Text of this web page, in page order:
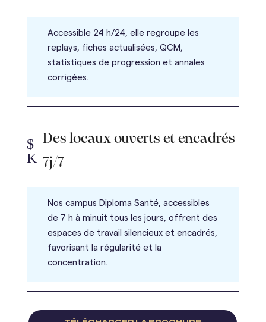
Accessible 24 h/24, elle regroupe les
replays, fiches actualisées, QCM,
statistiques de progression et annales
corrigées.
Des locaux ouverts et encadrés
7j/7
$
K
Nos campus Diploma Santé, accessibles
de 7 h à minuit tous les jours, offrent des
espaces de travail silencieux et encadrés,
favorisant la régularité et la
concentration.